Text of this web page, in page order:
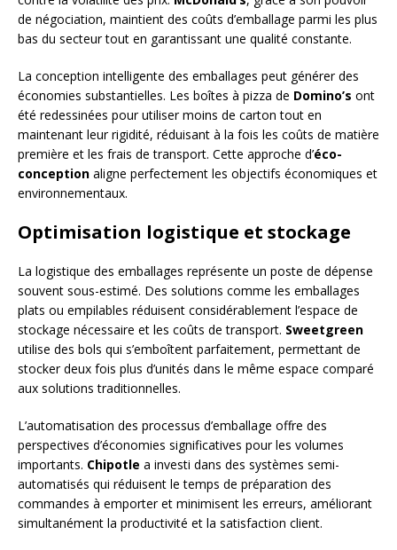
de négociation, maintient des coûts d’emballage parmi les plus
bas du secteur tout en garantissant une qualité constante.
La conception intelligente des emballages peut générer des
économies substantielles. Les boîtes à pizza de Domino’s ont
été redessinées pour utiliser moins de carton tout en
maintenant leur rigidité, réduisant à la fois les coûts de matière
première et les frais de transport. Cette approche d’éco-
conception aligne perfectement les objectifs économiques et
environnementaux.
Optimisation logistique et stockage
La logistique des emballages représente un poste de dépense
souvent sous-estimé. Des solutions comme les emballages
plats ou empilables réduisent considérablement l’espace de
stockage nécessaire et les coûts de transport. Sweetgreen
utilise des bols qui s’emboîtent parfaitement, permettant de
stocker deux fois plus d’unités dans le même espace comparé
aux solutions traditionnelles.
L’automatisation des processus d’emballage offre des
perspectives d’économies significatives pour les volumes
importants. Chipotle a investi dans des systèmes semi-
automatisés qui réduisent le temps de préparation des
commandes à emporter et minimisent les erreurs, améliorant
simultanément la productivité et la satisfaction client.